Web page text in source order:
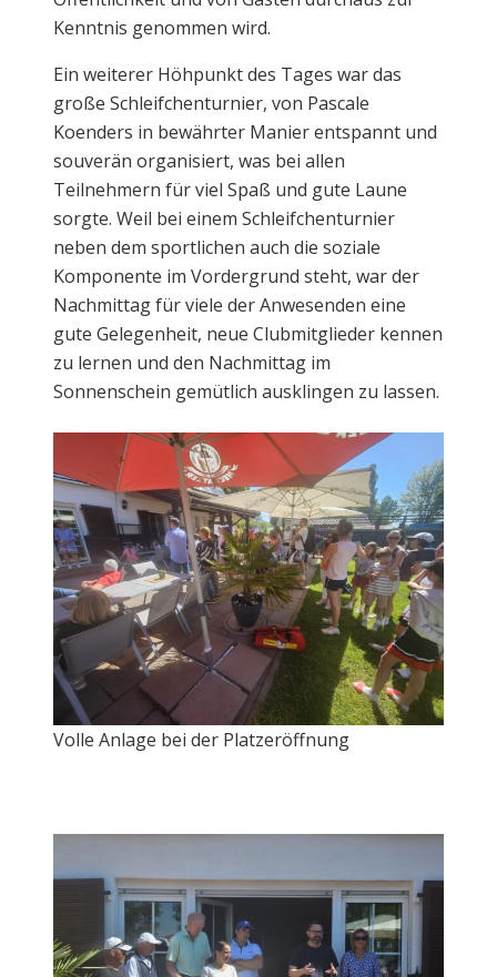
Kenntnis genommen wird.
Ein weiterer Höhpunkt des Tages war das
große Schleifchenturnier, von Pascale
Koenders in bewährter Manier entspannt und
souverän organisiert, was bei allen
Teilnehmern für viel Spaß und gute Laune
sorgte. Weil bei einem Schleifchenturnier
neben dem sportlichen auch die soziale
Komponente im Vordergrund steht, war der
Nachmittag für viele der Anwesenden eine
gute Gelegenheit, neue Clubmitglieder kennen
zu lernen und den Nachmittag im
Sonnenschein gemütlich ausklingen zu lassen.
Volle Anlage bei der Platzeröffnung